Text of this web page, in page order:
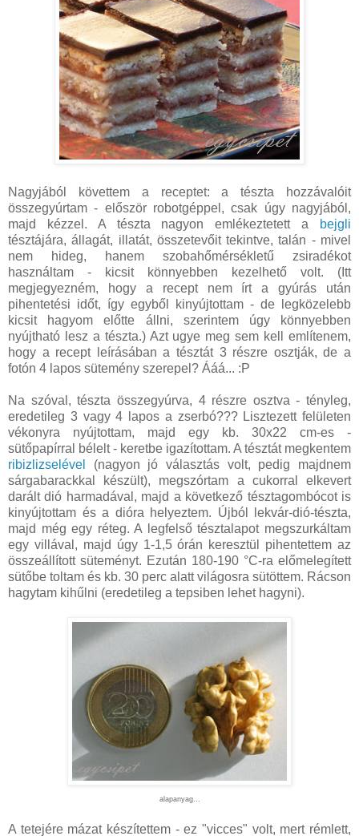
Nagyjából követtem a receptet: a tészta hozzávalóit
összegyúrtam - először robotgéppel, csak úgy nagyjából,
majd kézzel. A tészta nagyon emlékeztetett a
bejgli
tésztájára, állagát, illatát, összetevőit tekintve, talán - mivel
nem hideg, hanem szobahőmérsékletű zsiradékot
használtam - kicsit könnyebben kezelhető volt. (Itt
megjegyezném, hogy a recept nem írt a gyúrás után
pihentetési időt, így egyből kinyújtottam - de legközelebb
kicsit hagyom előtte állni, szerintem úgy könnyebben
nyújtható lesz a tészta.) Azt ugye meg sem kell említenem,
hogy a recept leírásában a tésztát 3 részre osztják, de a
fotón 4 lapos sütemény szerepel? Ááá... :P
Na szóval, tészta összegyúrva, 4 részre osztva - tényleg,
eredetileg 3 vagy 4 lapos a zserbó??? Lisztezett felületen
vékonyra nyújtottam, majd egy kb. 30x22 cm-es -
sütőpapírral bélelt - keretbe igazítottam. A tésztát megkentem
ribizlizselével
(nagyon jó választás volt, pedig majdnem
sárgabarackkal készült), megszórtam a cukorral elkevert
darált dió harmadával, majd a következő tésztagombócot is
kinyújtottam és a dióra helyeztem. Újból lekvár-dió-tészta,
majd még egy réteg. A legfelső tésztalapot megszurkáltam
egy villával, majd úgy 1-1,5 órán keresztül pihentettem az
összeállított süteményt. Ezután 180-190 °C-ra előmelegített
sütőbe toltam és kb. 30 perc alatt világosra sütöttem. Rácson
hagytam kihűlni (eredetileg a tepsiben lehet hagyni).
alapanyag...
A tetejére mázat készítettem - ez "vicces" volt, mert rémlett,